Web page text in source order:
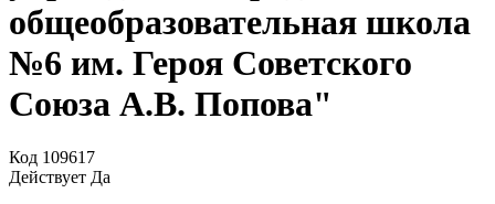
общеобразовательная школа
№6 им. Героя Советского
Союза А.В. Попова"
Код 109617
Действует Да